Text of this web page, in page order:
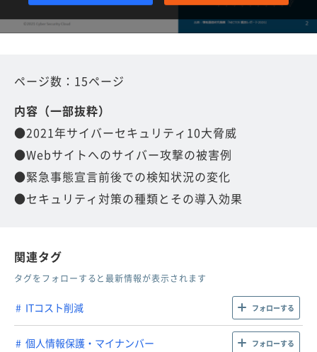
ページ数：15ページ
内容（一部抜粋）
●2021年サイバーセキュリティ10大脅威
●Webサイトへのサイバー攻撃の被害例
●緊急事態宣言前後での検知状況の変化
●セキュリティ対策の種類とその導入効果
関連タグ
タグをフォローすると最新情報が表示されます
ITコスト削減 フォローする
個人情報保護・マイナンバー フォローする